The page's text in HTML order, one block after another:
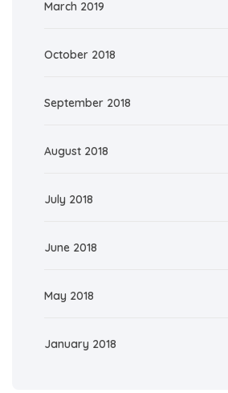
March 2019
October 2018
September 2018
August 2018
July 2018
June 2018
May 2018
January 2018